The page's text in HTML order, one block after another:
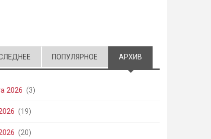
ПОПУЛЯРНОЕ АРХИВ
2026 (3)
(19)
(20)